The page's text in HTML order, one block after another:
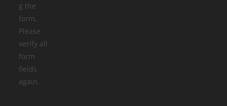
g the
form.
Please
verify all
form
fields
again.